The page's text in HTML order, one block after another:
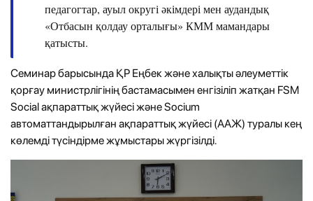
педагогтар, ауыл округі әкімдері мен аудандық
«Отбасын қолдау орталығы» КММ мамандары
қатысты.
Семинар барысында ҚР Еңбек және халықты әлеуметтік
қорғау министрлігінің бастамасымен енгізіліп жатқан FSM
Social ақпараттық жүйесі және Socium
автоматтандырылған ақпараттық жүйесі (ААЖ) туралы кең
көлемді түсіндірме жұмыстары жүргізілді.